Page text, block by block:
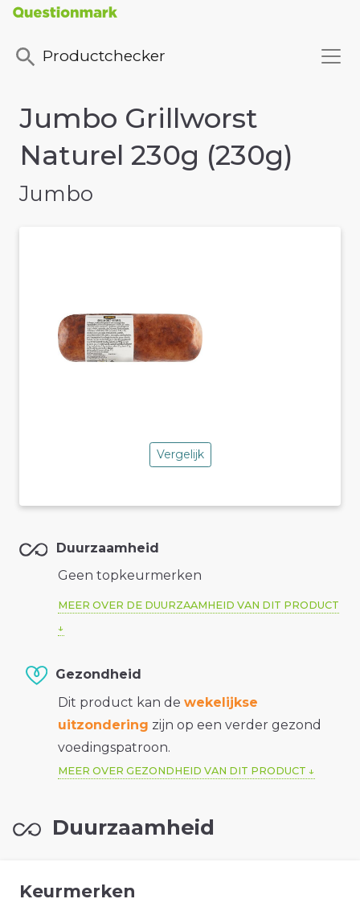
Productchecker
Jumbo Grillworst
Naturel 230g (230g)
Jumbo
Vergelijk
Duurzaamheid
Geen topkeurmerken
MEER OVER DE DUURZAAMHEID VAN DIT PRODUCT
Gezondheid
Dit product kan de wekelijkse
uitzondering zijn op een verder gezond
voedingspatroon.
MEER OVER GEZONDHEID VAN DIT PRODUCT
Duurzaamheid
Keurmerken